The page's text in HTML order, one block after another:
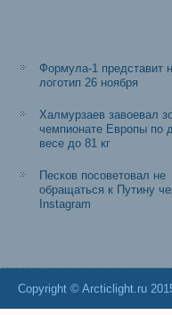
Формула-1 представит
логотип 26 ноября
Халмурзаев завоевал
чемпионате Европы по
весе до 81 кг
Песков посоветовал не
обращаться к Путину
Instagram
Copyright © Arcticlight.ru